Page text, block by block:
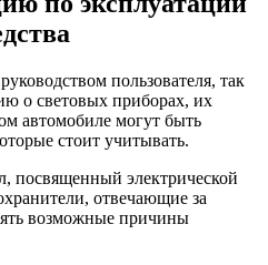
пользователя, так
о световых приборах, их
автомобиле могут быть
стоит учитывать.
посвященный электрической
отвечающие за
возможные причины